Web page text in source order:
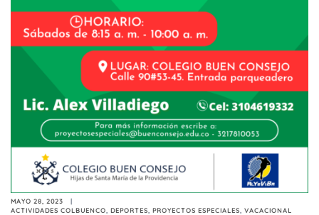
MAYO 28, 2023
ACTIVIDADES COLBUENCO
DEPORTES PROYECTOS ESPECIALES VACACIONAL